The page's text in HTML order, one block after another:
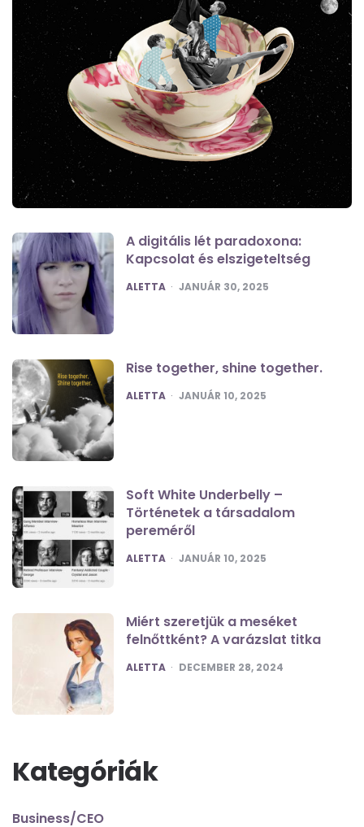
A digitális lét paradoxona:
Kapcsolat és elszigeteltség
POSTED
ALETTA JANUÁR 30, 2025
Rise together, shine together.
POSTED
ALETTA JANUÁR 10, 2025
Soft White Underbelly –
Történetek a társadalom
pereméről
POSTED
ALETTA JANUÁR 10, 2025
Miért szeretjük a meséket
felnőttként? A varázslat titka
POSTED
ALETTA DECEMBER 28, 2024
Kategóriák
Business/CEO